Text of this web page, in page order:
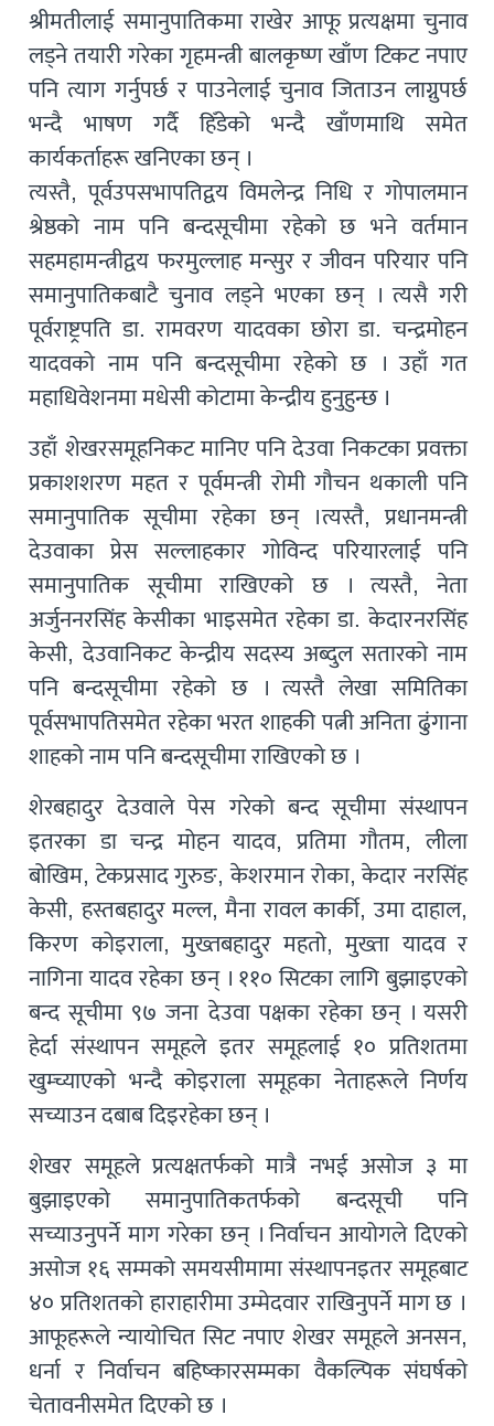
श्रीमतीलाई समानुपातिकमा राखेर आफू प्रत्यक्षमा चुनाव
लड्ने तयारी गरेका गृहमन्त्री बालकृष्ण खाँण टिकट नपाए
पनि त्याग गर्नुपर्छ र पाउनेलाई चुनाव जिताउन लाग्नुपर्छ
भन्दै भाषण गर्दै हिँडेको भन्दै खाँणमाथि समेत
कार्यकर्ताहरू खनिएका छन् ।
त्यस्तै, पूर्वउपसभापतिद्वय विमलेन्द्र निधि र गोपालमान
श्रेष्ठको नाम पनि बन्दसूचीमा रहेको छ भने वर्तमान
सहमहामन्त्रीद्वय फरमुल्लाह मन्सुर र जीवन परियार पनि
समानुपातिकबाटै चुनाव लड्ने भएका छन् । त्यसै गरी
पूर्वराष्ट्रपति डा. रामवरण यादवका छोरा डा. चन्द्रमोहन
यादवको नाम पनि बन्दसूचीमा रहेको छ । उहाँ गत
महाधिवेशनमा मधेसी कोटामा केन्द्रीय हुनुहुन्छ ।
उहाँ शेखरसमूहनिकट मानिए पनि देउवा निकटका प्रवक्ता
प्रकाशशरण महत र पूर्वमन्त्री रोमी गौचन थकाली पनि
समानुपातिक सूचीमा रहेका छन् ।त्यस्तै, प्रधानमन्त्री
देउवाका प्रेस सल्लाहकार गोविन्द परियारलाई पनि
समानुपातिक सूचीमा राखिएको छ । त्यस्तै, नेता
अर्जुननरसिंह केसीका भाइसमेत रहेका डा. केदारनरसिंह
केसी, देउवानिकट केन्द्रीय सदस्य अब्दुल सतारको नाम
पनि बन्दसूचीमा रहेको छ । त्यस्तै लेखा समितिका
पूर्वसभापतिसमेत रहेका भरत शाहकी पत्नी अनिता ढुंगाना
शाहको नाम पनि बन्दसूचीमा राखिएको छ ।
शेरबहादुर देउवाले पेस गरेको बन्द सूचीमा संस्थापन
इतरका डा चन्द्र मोहन यादव, प्रतिमा गौतम, लीला
बोखिम, टेकप्रसाद गुरुङ, केशरमान रोका, केदार नरसिंह
केसी, हस्तबहादुर मल्ल, मैना रावल कार्की, उमा दाहाल,
किरण कोइराला, मुख्तबहादुर महतो, मुख्ता यादव र
नागिना यादव रहेका छन् । ११० सिटका लागि बुझाइएको
बन्द सूचीमा ९७ जना देउवा पक्षका रहेका छन् । यसरी
हेर्दा संस्थापन समूहले इतर समूहलाई १० प्रतिशतमा
खुम्च्याएको भन्दै कोइराला समूहका नेताहरूले निर्णय
सच्याउन दबाब दिइरहेका छन् ।
शेखर समूहले प्रत्यक्षतर्फको मात्रै नभई असोज ३ मा
बुझाइएको समानुपातिकतर्फको बन्दसूची पनि
सच्याउनुपर्ने माग गरेका छन् । निर्वाचन आयोगले दिएको
असोज १६ सम्मको समयसीमामा संस्थापनइतर समूहबाट
४० प्रतिशतको हाराहारीमा उम्मेदवार राखिनुपर्ने माग छ ।
आफूहरूले न्यायोचित सिट नपाए शेखर समूहले अनसन,
धर्ना र निर्वाचन बहिष्कारसम्मका वैकल्पिक संघर्षको
चेतावनीसमेत दिएको छ ।